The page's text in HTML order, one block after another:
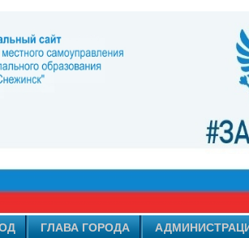
ГЛАВА ГОРОДА